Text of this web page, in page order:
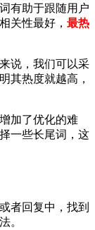
有助于跟随用户
关性最好， 最热
说，我们可以采
其热度就越高，
加了优化的难
一些长尾词，这
者回复中，找到
。